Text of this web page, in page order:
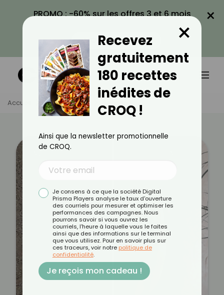
PROMO : -60% sur les offres 3 et 6 mois
VOIR LA PROMO
×
Accueil Témoignages
Recevez
gratuitement
180 recettes
inédites de
CROQ !
×
Ainsi que la newsletter promotionnelle
de CROQ.
Je consens à ce que la société Digital
Prisma Players analyse le taux d'ouverture
des courriels pour mesurer et optimiser les
performances des campagnes. Nous
pourrons savoir si vous ouvrez les
courriels, l'heure à laquelle vous le faites
ainsi que des informations sur le terminal
que vous utilisez. Pour en savoir plus sur
ces traceurs, voir notre politique de
confidentialité.
Je reçois mon cadeau !